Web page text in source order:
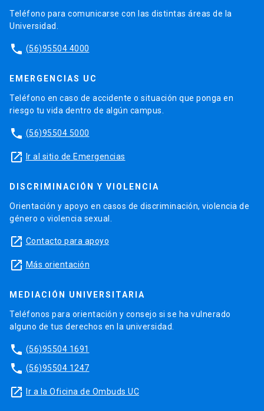
Teléfono para comunicarse con las distintas áreas de la
Universidad.
phone (56)95504 4000
EMERGENCIAS UC
Teléfono en caso de accidente o situación que ponga en
riesgo tu vida dentro de algún campus.
phone (56)95504 5000
launch Ir al sitio de Emergencias
DISCRIMINACIÓN Y VIOLENCIA
Orientación y apoyo en casos de discriminación, violencia de
género o violencia sexual.
launch Contacto para apoyo
launch Más orientación
MEDIACIÓN UNIVERSITARIA
Teléfonos para orientación y consejo si se ha vulnerado
alguno de tus derechos en la universidad.
phone (56)95504 1691
phone (56)95504 1247
launch Ir a la Oficina de Ombuds UC